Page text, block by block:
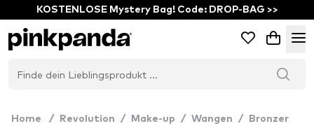
KOSTENLOSE Mystery Bag! Code: DROP-BAG >>
Home / Revolution / Make-up / Wangen / Bronzer